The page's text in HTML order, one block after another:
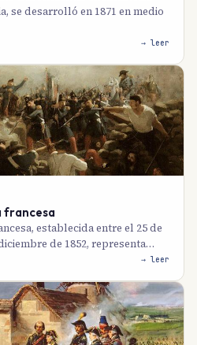
se desarrolló en 1871 en medio
→ leer
francesa
establecida entre el 25 de
de 1852, representa…
→ leer